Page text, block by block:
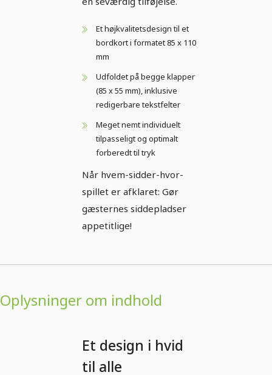
Et højkvalitetsdesign til et
bordkort i formatet 85 x 110
mm
Udfoldet på begge klapper
(85 x 55 mm), inklusive
redigerbare tekstfelter
Meget nemt individuelt
tilpasseligt og optimalt
forberedt til tryk
Når hvem-sidder-hvor-
spillet er afklaret: Gør
gæsternes siddepladser
appetitlige!
Oplysninger om indhold
Et design i hvid
til alle